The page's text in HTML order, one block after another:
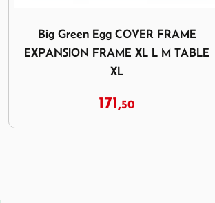
Big Green Egg COVER FRAME 2XL
XL L
125,00